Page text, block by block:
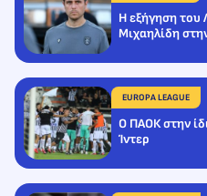
Η εξήγηση του
Μιχαηλίδη
EUROPA LEAGUE
Ο ΠΑΟΚ στην
Ίντερ